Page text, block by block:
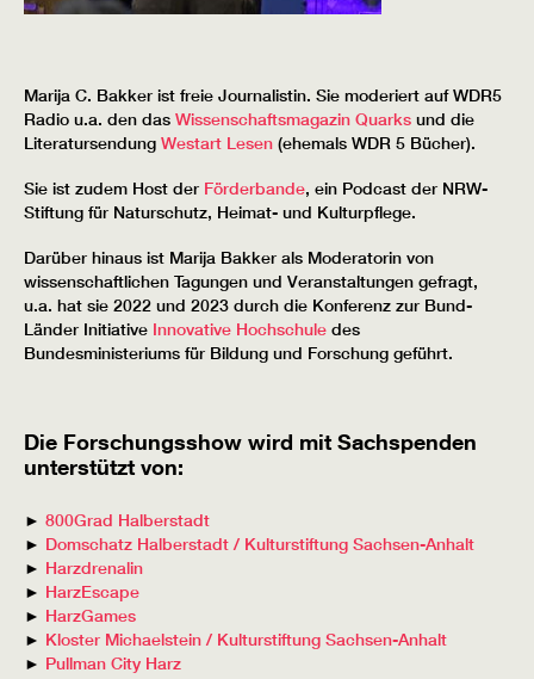
Marija C. Bakker ist freie Journalistin. Sie moderiert auf WDR5
Radio u.a. den das Wissenschaftsmagazin Quarks und die
Literatursendung Westart Lesen (ehemals WDR 5 Bücher).
Sie ist zudem Host der Förderbande, ein Podcast der NRW-
Stiftung für Naturschutz, Heimat- und Kulturpflege.
Darüber hinaus ist Marija Bakker als Moderatorin von
wissenschaftlichen Tagungen und Veranstaltungen gefragt,
u.a. hat sie 2022 und 2023 durch die Konferenz zur Bund-
Länder Initiative Innovative Hochschule des
Bundesministeriums für Bildung und Forschung geführt.
Die Forschungsshow wird mit Sachspenden
unterstützt von:
► 800Grad Halberstadt
► Domschatz Halberstadt / Kulturstiftung Sachsen-Anhalt
► Harzdrenalin
► HarzEscape
► HarzGames
► Kloster Michaelstein / Kulturstiftung Sachsen-Anhalt
► Pullman City Harz